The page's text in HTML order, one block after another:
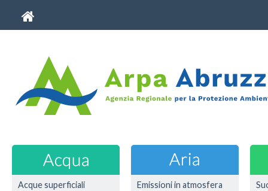
Acque superficiali
Emissioni in atmosfera